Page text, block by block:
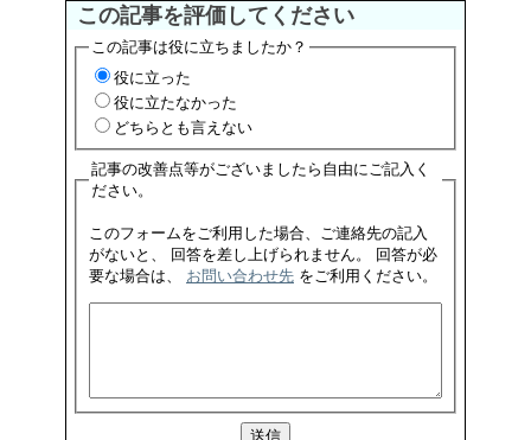
この記事を評価してください
この記事は役に立ちましたか？
役に立った
役に立たなかった
どちらとも言えない
記事の改善点等がございましたら自由にご記入く
ださい。
このフォームをご利用した場合、ご連絡先の記入
がないと、 回答を差し上げられません。 回答が必
要な場合は、 お問い合わせ先 をご利用ください。